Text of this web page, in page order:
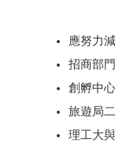
應努力
招商部
創孵中
旅遊局
理工大